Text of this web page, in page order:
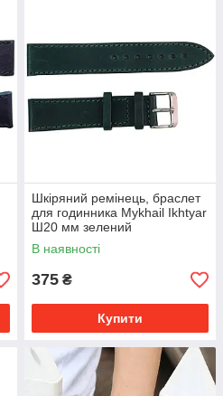
Шкіряний ремінець, браслет
для годинника Mykhail Ikhtyar
Ш20 мм зелений
В наявності
375 ₴
Купити